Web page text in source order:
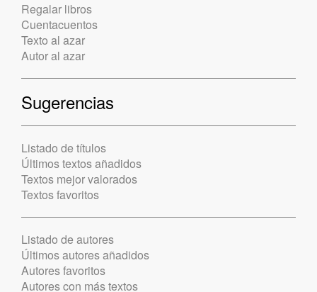
Regalar libros
Cuentacuentos
Texto al azar
Autor al azar
Sugerencias
Listado de títulos
Últimos textos añadidos
Textos mejor valorados
Textos favoritos
Listado de autores
Últimos autores añadidos
Autores favoritos
Autores con más textos